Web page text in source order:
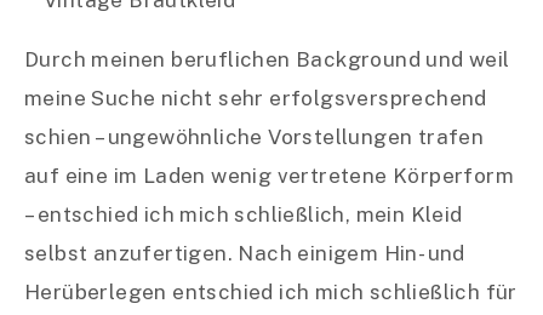
Durch meinen beruflichen Background und weil
meine Suche nicht sehr erfolgsversprechend
schien – ungewöhnliche Vorstellungen trafen
auf eine im Laden wenig vertretene Körperform
– entschied ich mich schließlich, mein Kleid
selbst anzufertigen. Nach einigem Hin- und
Herüberlegen entschied ich mich schließlich für